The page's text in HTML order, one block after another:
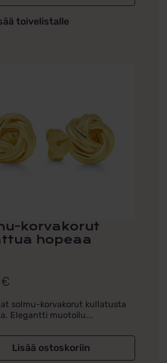
toivelistalle
korvakorut
hopeaa
€
solmu-korvakorut kullatusta
Elegantti muotoilu...
Lisää ostoskoriin